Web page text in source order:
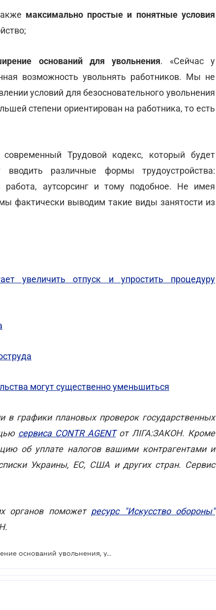
максимально простые и понятные условия
оснований для увольнения. «Сейчас у
возможность увольнять работников. Мы не
условий для безосновательного увольнения
степени ориентирован на работника, то есть
Трудовой кодекс, который будет
различные формы трудоустройства:
работа, аутсорсинг и тому подобное. Не имея
фактически выводим такие виды занятости из
увеличить отпуск и упростить процедуру
могут существенно уменьшиться
графики плановых проверок государственных
сервиса CONTR AGENTот ЛІГА:ЗАКОН. Кроме
об уплате налогов вашими контрагентами и
Украины, ЕС, США и других стран. Сервис
органов поможет ресурс "Искусство обороны"
Отмена трудовых книжек, расширение оснований увольнения, удаленная работа: бизнес рассказал, как нужно урегулировать трудовые отношения